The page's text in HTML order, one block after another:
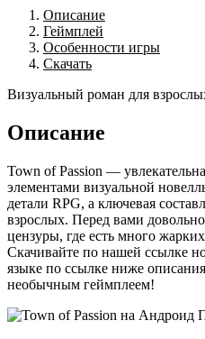
Описание
Геймплей
Особенности игры
Скачать
Визуальный роман для
Описание
Town of Passion —
элементами визуальной
детали RPG, а ключевая
взрослых. Перед вами
цензуры, где есть много
Скачивайте по нашей ссылке
языке по ссылке ниже
необычным геймплеем!